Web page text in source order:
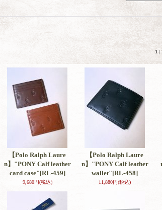
1 |
【Polo Ralph Laure
n】"PONY Calf leather
card case"[RL-459]
9,680円(税込)
【Polo Ralph Laure
n】"PONY Calf leather
wallet"[RL-458]
11,880円(税込)